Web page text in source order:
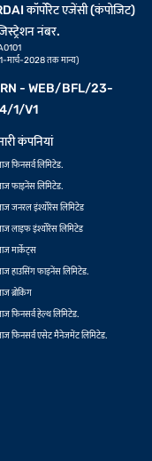
कॉर्पोरेट एजेंसी (कंपोजिट)
नंबर.
मार्च-2028 तक मान्य)
- WEB/BFL/23-
1/V1
कंपनियां
फिनसर्व लिमिटेड.
फाइनेंस लिमिटेड.
जनरल इंश्योरेंस लिमिटेड
लाइफ इंश्योरेंस लिमिटेड
मार्केट्स
हाउसिंग फाइनेंस लिमिटेड.
ब्रोकिंग
फिनसर्व हेल्थ लिमिटेड.
फिनसर्व एसेट मैनेजमेंट लिमिटेड.